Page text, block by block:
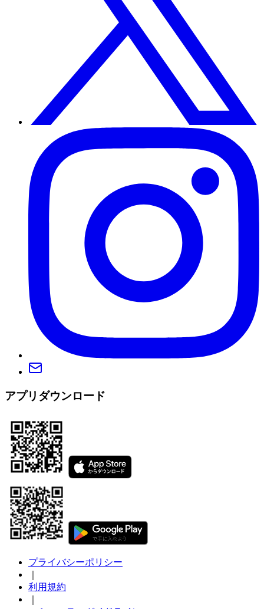
アプリダウンロード
プライバシーポリシー
利用規約